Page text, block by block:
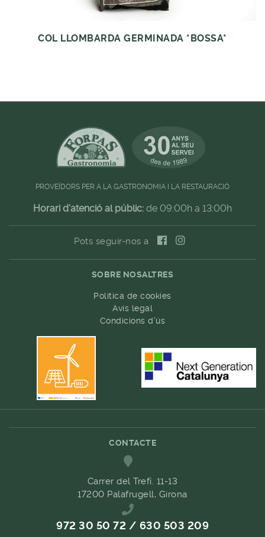
COL LLOMBARDA GERMINADA *BOSSA*
PROVEÏDORS PER A LA GASTRONOMIA I LA RESTAURACIÓ
Horari d'atenció al públic: de 09:00h a 13:00h
Pots seguir-nos a
SOBRE NOSALTRES
Política de cookies
Avís legal
Condicions d'ús
CONTACTE
Carrer del Trefí. 11-13
17200 Palafrugell, Girona
972 30 50 72 / 630 503 209